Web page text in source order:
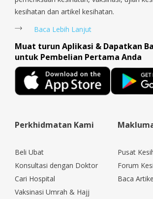
kesihatan dan artikel kesihatan.
Baca Lebih Lanjut
Muat turun Aplikasi & Dapatkan
untuk Pembelian Pertama Anda
Perkhidmatan Kami
Beli Ubat
Konsultasi dengan Doktor
Cari Hospital
Vaksinasi Umrah & Hajj
Pusat
Forum
Baca